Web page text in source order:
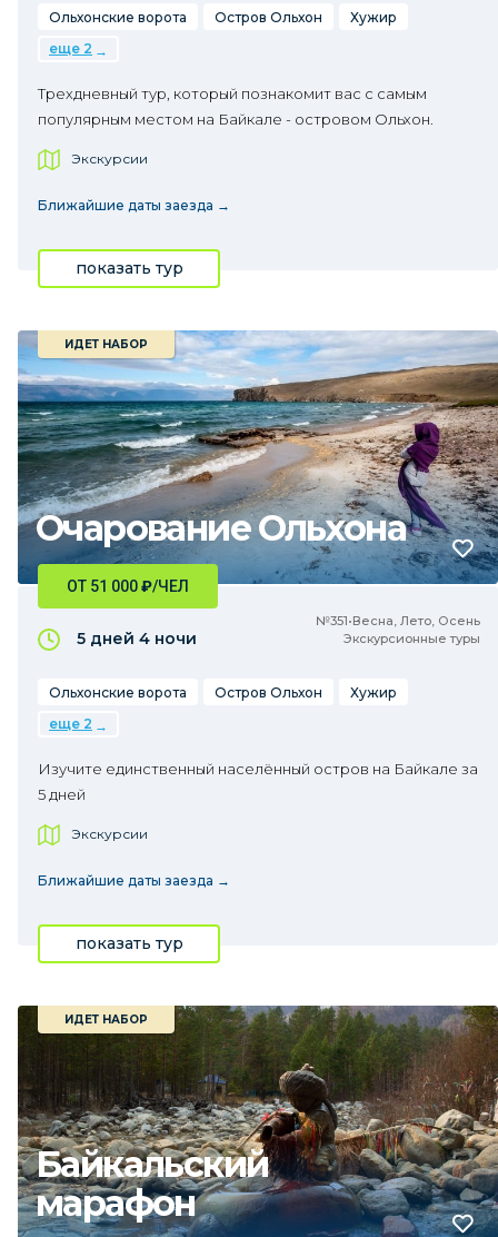
Ольхонские ворота Остров Ольхон
Хужир
еще 2
Трехдневный тур, который познакомит вас с самым
популярным местом на Байкале - островом Ольхон.
Экскурсии
Ближайшие даты заезда →
показать тур
Очарование Ольхона
ИДЕТ НАБОР
№351•Весна, Лето, Осень
Экскурсионные туры
ОТ 51 000₽/ЧЕЛ
5 дней 4 ночи
Ольхонские ворота Остров Ольхон
Хужир
еще 2
Изучите единственный населённый остров на Байкале за
5 дней
Экскурсии
Ближайшие даты заезда →
показать тур
Байкальский
марафон
ИДЕТ НАБОР